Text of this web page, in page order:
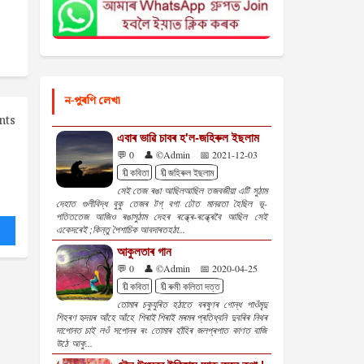
ন-পুৰণি লেখা
এবাৰ ভাৱি চাবৰ হ'ল-জহিৰুল ইছলাম
💬 0 👤 ©Admin
📅 2021-12-03
🔖কবিতা
🔖জহিৰুল ইছলাম
সেই তেজ ৰঙা আছিলআছিল তজবজীয়া এটি সুঠাম
দেহাত গুলীবিদ্ধ বুকু তেজৰ টগ্ বগা ঢৌত মানৱতা হৈছিল ভূ-
পতিততেজ আজিও ৰঙাসুঠাম দেহৰ ৰন্ধ্ৰে-ৰন্ধ্ৰেবৈ আছিল সেই
একেদৰেই ;কিন্তু পৈশাচিক আবদাৰতহঠা...
আকুলতাৰ গান
💬 0 👤 ©Admin
📅 2020-04-25
🔖কবিতা
🔖ৰুমী কলিতা দত্ত
তোমাৰ চকুযুৰিত হঠাতে বৰষুণৰ গোন্ধ পাওঁমৃদু
শিহৰণ হৃদয়ৰ আঁহে আঁহে শিৰাই শিৰাই মৰমৰ প্ৰতিধ্বনি দুবৰিৰ নিথৰ
দাপোনত চাই লওঁ সপোনৰ ৰং তোমাৰ হাঁহিৰ জলপ্ৰপাত কাণত বাজি
উঠে আকু...